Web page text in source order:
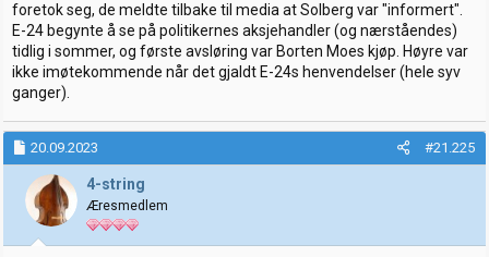
foretok seg, de meldte tilbake til media at Solberg var "informert".
E-24 begynte å se på politikernes aksjehandler (og nærståendes)
tidlig i sommer, og første avsløring var Borten Moes kjøp. Høyre var
ikke imøtekommende når det gjaldt E-24s henvendelser (hele syv
ganger).
20.09.2023 #21.225
4-string
Æresmedlem